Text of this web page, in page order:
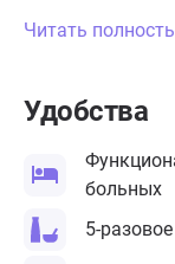
Читать
Удобства
больных
5-